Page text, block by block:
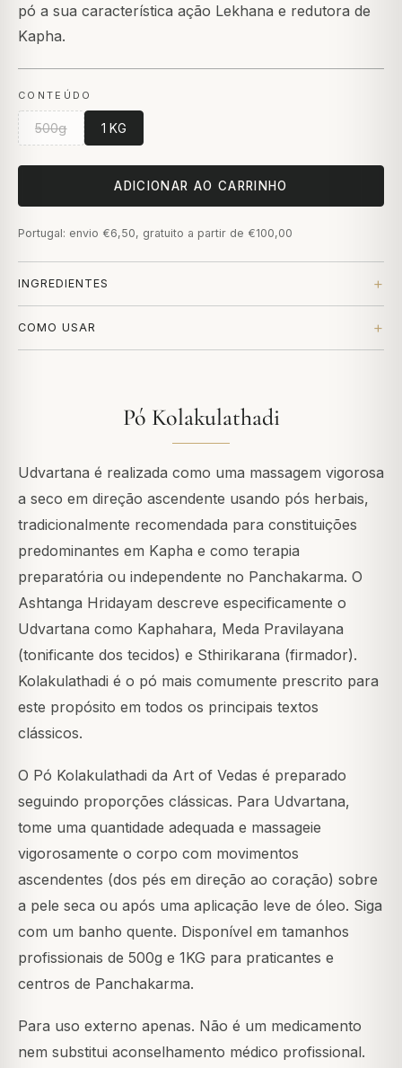
pó a sua característica ação Lekhana e redutora de
Kapha.
CONTEÚDO
500g 1 KG
ADICIONAR AO CARRINHO
Portugal: envio €6,50, gratuito a partir de €100,00
INGREDIENTES
COMO USAR
Pó Kolakulathadi
Udvartana é realizada como uma massagem vigorosa
a seco em direção ascendente usando pós herbais,
tradicionalmente recomendada para constituições
predominantes em Kapha e como terapia
preparatória ou independente no Panchakarma. O
Ashtanga Hridayam descreve especificamente o
Udvartana como Kaphahara, Meda Pravilayana
(tonificante dos tecidos) e Sthirikarana (firmador).
Kolakulathadi é o pó mais comumente prescrito para
este propósito em todos os principais textos
clássicos.
O Pó Kolakulathadi da Art of Vedas é preparado
seguindo proporções clássicas. Para Udvartana,
tome uma quantidade adequada e massageie
vigorosamente o corpo com movimentos
ascendentes (dos pés em direção ao coração) sobre
a pele seca ou após uma aplicação leve de óleo. Siga
com um banho quente. Disponível em tamanhos
profissionais de 500g e 1KG para praticantes e
centros de Panchakarma.
Para uso externo apenas. Não é um medicamento
nem substitui aconselhamento médico profissional.